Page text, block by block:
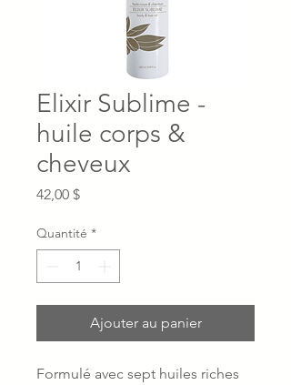
Elixir Sublime -
huile corps &
cheveux
42,00 $Prix
Quantité *
Ajouter au panier
Formulé avec sept huiles riches